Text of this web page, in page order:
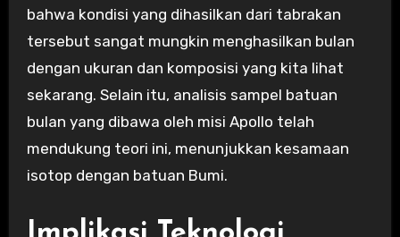
bahwa kondisi yang dihasilkan dari tabrakan
tersebut sangat mungkin menghasilkan bulan
dengan ukuran dan komposisi yang kita lihat
sekarang. Selain itu, analisis sampel batuan
bulan yang dibawa oleh misi Apollo telah
mendukung teori ini, menunjukkan kesamaan
isotop dengan batuan Bumi.